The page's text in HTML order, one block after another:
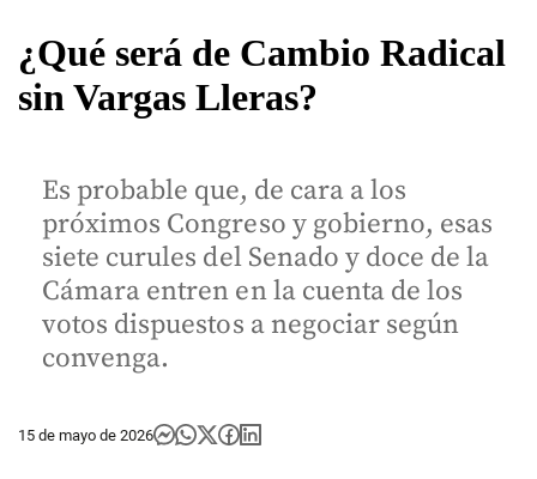
¿Qué será de Cambio Radical
sin Vargas Lleras?
Es probable que, de cara a los
próximos Congreso y gobierno, esas
siete curules del Senado y doce de la
Cámara entren en la cuenta de los
votos dispuestos a negociar según
convenga.
15 de mayo de 2026